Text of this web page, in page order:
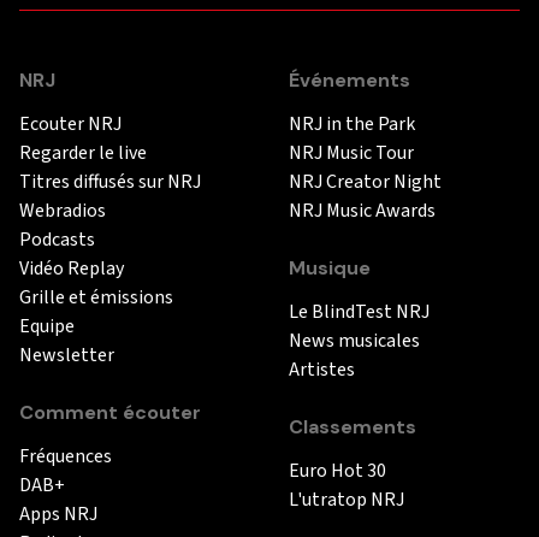
NRJ
Ecouter NRJ
Regarder le live
Titres diffusés sur NRJ
Webradios
Podcasts
Vidéo Replay
Grille et émissions
Equipe
Newsletter
Comment écouter
Fréquences
DAB+
Apps NRJ
Événements
NRJ in the Park
NRJ Music Tour
NRJ Creator Night
NRJ Music Awards
Musique
Le BlindTest NRJ
News musicales
Artistes
Classements
Euro Hot 30
L'utratop NRJ